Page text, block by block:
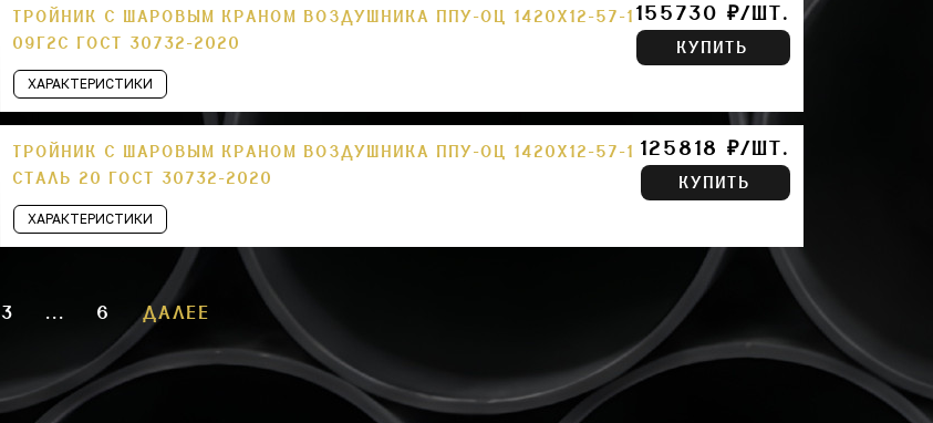
ТРОЙНИК С ШАРОВЫМ КРАНОМ ВОЗДУШНИКА ППУ-ОЦ 1420Х12-57-1
09Г2С ГОСТ 30732-2020
ХАРАКТЕРИСТИКИ
155730 ₽/ШТ.
КУПИТЬ
ТРОЙНИК С ШАРОВЫМ КРАНОМ ВОЗДУШНИКА ППУ-ОЦ 1420Х12-57-1
СТАЛЬ 20 ГОСТ 30732-2020
ХАРАКТЕРИСТИКИ
125818 ₽/ШТ.
КУПИТЬ
3 ... 6 ДАЛЕЕ